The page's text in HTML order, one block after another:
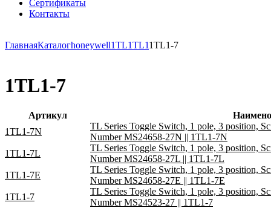
Сертификаты
Контакты
ГлавнаяКаталогhoneywell1TL1TL11TL1-7
1TL1-7
Артикул
1TL1-7N
TL Series Toggle Switch, 1 pole, 3 position,
Number MS24658-27N || 1TL1-7N
1TL1-7L
TL Series Toggle Switch, 1 pole, 3 position,
Number MS24658-27L || 1TL1-7L
1TL1-7E
TL Series Toggle Switch, 1 pole, 3 position,
Number MS24658-27E || 1TL1-7E
1TL1-7
TL Series Toggle Switch, 1 pole, 3 position,
Number MS24523-27 || 1TL1-7